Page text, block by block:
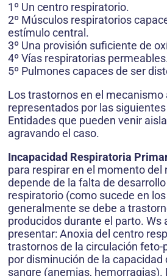
1º Un centro respiratorio.
2º Músculos respiratorios
estímulo central.
3º Una provisión suficiente de
4º Vías respiratorias
5º Pulmones capaces de ser
Los trastornos en el mecanismo
representados por las
Entidades que pueden venir
agravando el caso.
Incapacidad Respiratoria
para respirar en el momento del
depende de la falta de
respiratorio (como sucede en
generalmente se debe a
producidos durante el parto. Ws
presentar: Anoxia del centro
trastornos de la circulación
por disminución de la capacidad
sangre (anemias, hemorragias).